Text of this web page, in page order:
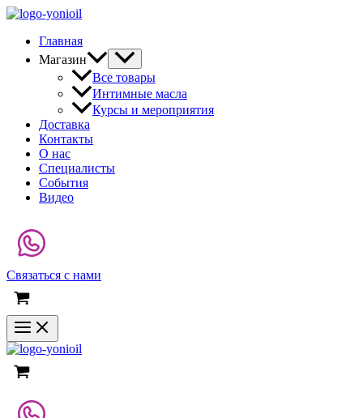
Главная
Магазин
Все товары
Интимные масла
Курсы и мероприятия
Доставка
Контакты
О нас
Специалисты
События
Видео
Связаться с нами